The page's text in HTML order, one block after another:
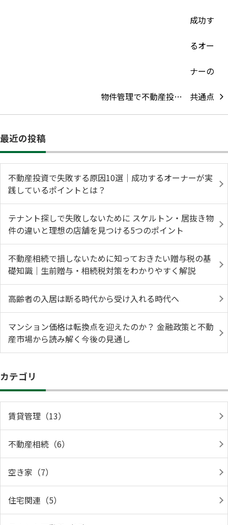
物件管理で不動産投…
最近の投稿
不動産投資で失敗する原因10選｜成功するオーナーが実
践しているポイントとは？
テナント探しで失敗しないために スケルトン・居抜き物
件の違いと理想の店舗を見つける5つのポイント
不動産相続で損しないために知っておきたい贈与税の基
礎知識｜生前贈与・相続税対策をわかりやすく解説
高齢者の入居は断る時代から受け入れる時代へ
マンション価格は転換点を迎えたのか？ 金融政策と不動
産市場から読み解く今後の見通し
カテゴリ
賃貸管理（13）
不動産相続（6）
空き家（7）
住宅関連（5）